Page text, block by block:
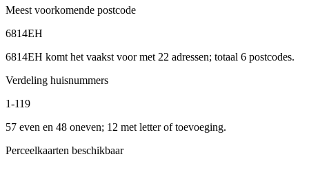
Meest voorkomende postcode
6814EH
6814EH komt het vaakst voor met 22 adressen; totaal 6 postcodes.
Verdeling huisnummers
1-119
57 even en 48 oneven; 12 met letter of toevoeging.
Perceelkaarten beschikbaar